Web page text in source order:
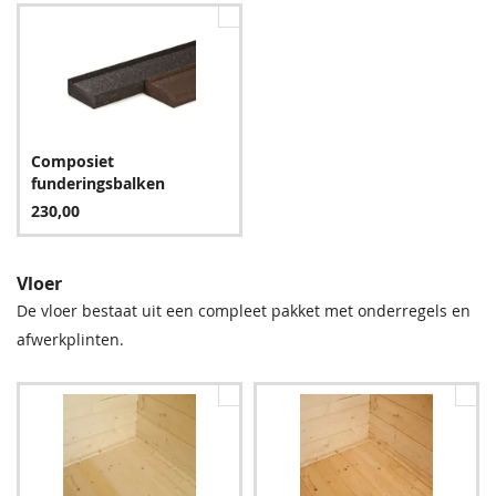
Hemelwaterafvoer -
Stadsuitloop incl. EPDM-
flap
Composiet
funderingsbalken
230,00
Vloer
De vloer bestaat uit een compleet pakket met onderregels en
afwerkplinten.